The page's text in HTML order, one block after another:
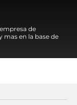
de
mas en la base de